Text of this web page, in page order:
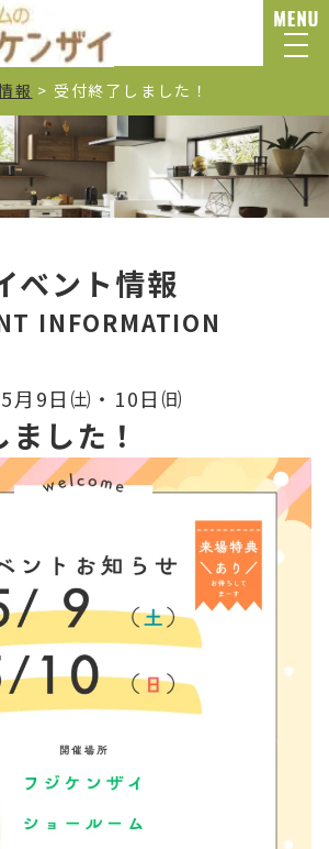
報 > 受付終了しました！
ベント情報
INFORMATION
月9日㈯・10日㈰
した！